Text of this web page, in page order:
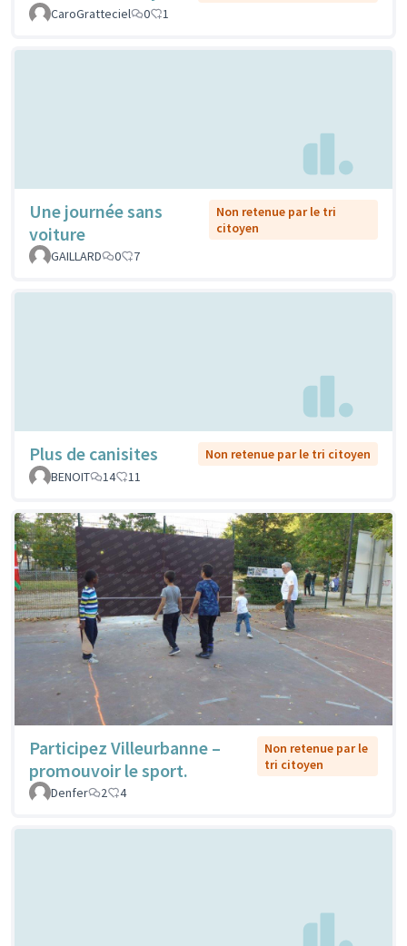
CaroGratteciel
0 1
Une journée sans
voiture
Non retenue par le tri
citoyen
GAILLARD
0 7
Plus de canisites
Non retenue par le tri citoyen
BENOIT
14 11
Participez Villeurbanne –
promouvoir le sport.
Non retenue par le
tri citoyen
Denfer
2 4